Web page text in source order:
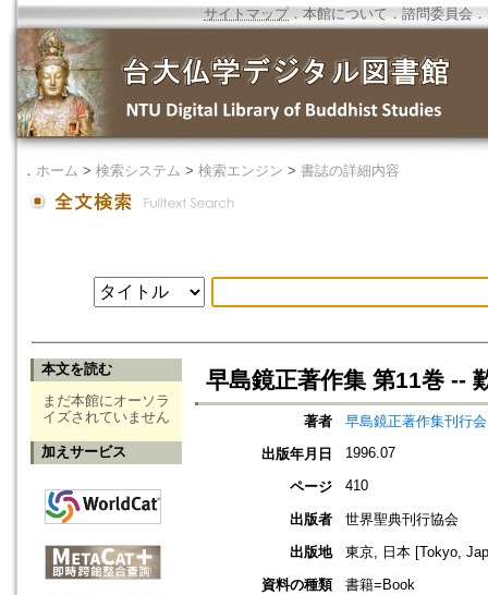
サイトマップ．本館について ． 諮問委員会 ．
． ホーム > 検索システム > 検索エンジン > 書誌の詳細内容
本文を読む
まだ本館にオーソラ
イズされていません
加えサービス
早島鏡正著作集 第11巻 --
著者
早島鏡正著作集刊行会
出版年月日
1996.07
ページ 410
出版者
世界聖典刊行協会
出版地
東京, 日本 [Tokyo,
資料の種類
書籍=Book